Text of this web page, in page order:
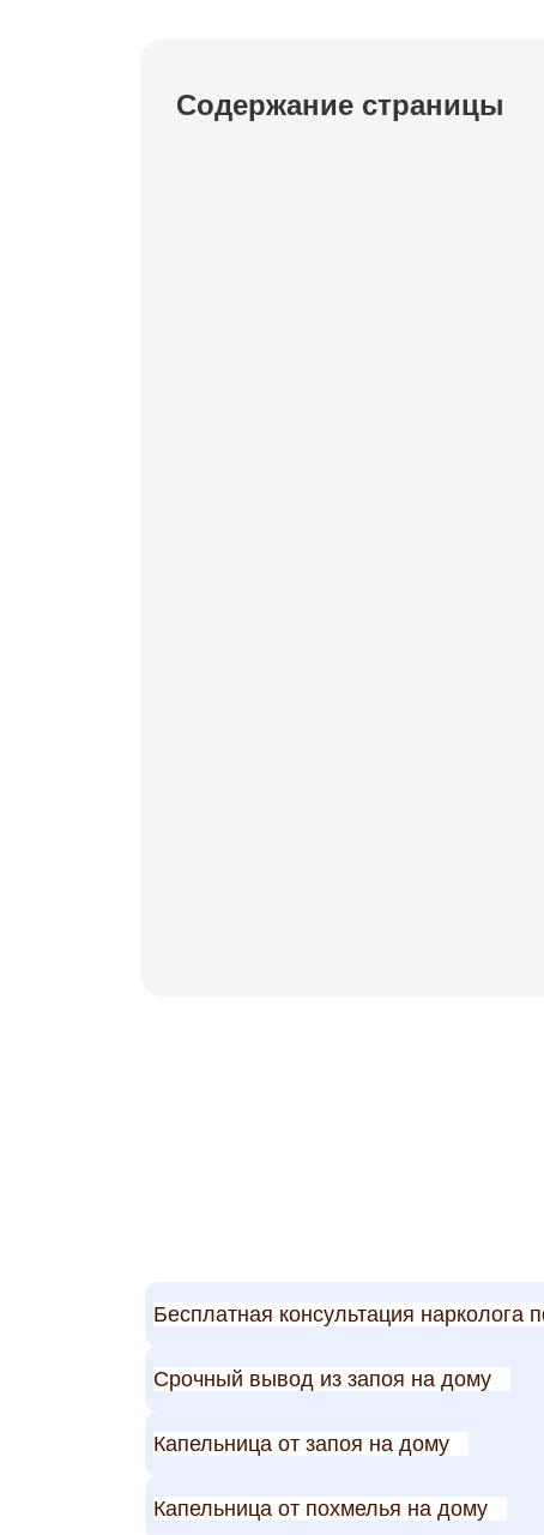
Содержание страницы
Бесплатная консультация нарколога
Срочный вывод из запоя на дому
Капельница от запоя на дому
Капельница от похмелья на дому